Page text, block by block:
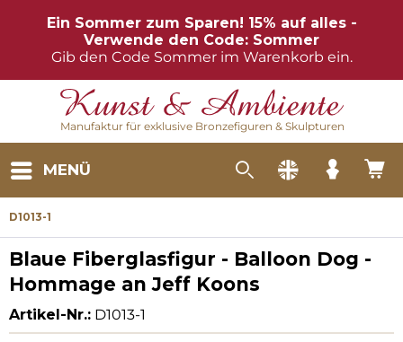
Ein Sommer zum Sparen! 15% auf alles -
Verwende den Code: Sommer
Gib den Code Sommer im Warenkorb ein.
Manufaktur für exklusive Bronzefiguren & Skulpturen
MENÜ
D1013-1
Blaue Fiberglasfigur - Balloon Dog -
Hommage an Jeff Koons
Artikel-Nr.: D1013-1